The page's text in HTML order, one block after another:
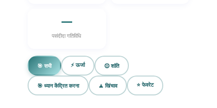
—
पसंदीदा गतिविधि
🎯 सभी ⚡ ऊर्जा 😌 शांति
🎯 ध्यान केंद्रित करना 🧘 खिंचाव ⭐ फेवरेट